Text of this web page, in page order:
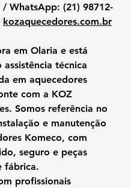
/ WhatsApp: (21) 98712-
kozaquecedores.com.br
em Olaria e está
assistência técnica
em aquecedores
com a KOZ
. Somos referência no
e manutenção
Komeco, com
seguro e peças
fábrica.
profissionais